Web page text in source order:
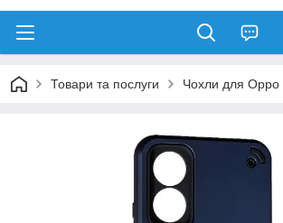
Товари та послуги Чохли для Oppo